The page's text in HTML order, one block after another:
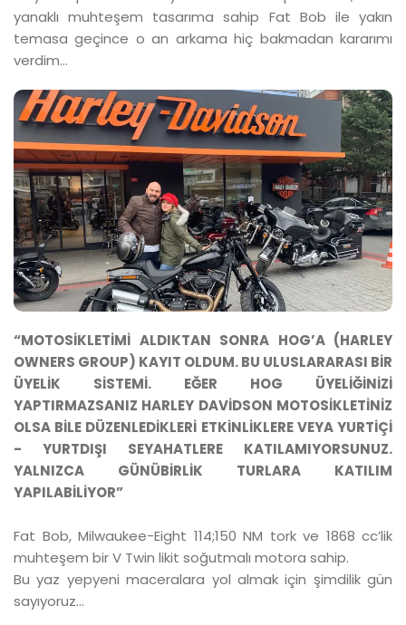
yanaklı muhteşem tasarıma sahip Fat Bob ile yakın
temasa geçince o an arkama hiç bakmadan kararımı
verdim…
“MOTOSİKLETİMİ ALDIKTAN SONRA HOG’A (HARLEY
OWNERS GROUP) KAYIT OLDUM. BU ULUSLARARASI BİR
ÜYELİK SİSTEMİ. EĞER HOG ÜYELİĞİNİZİ
YAPTIRMAZSANIZ HARLEY DAVİDSON MOTOSİKLETİNİZ
OLSA BİLE DÜZENLEDİKLERİ ETKİNLİKLERE VEYA YURTİÇİ
- YURTDIŞI SEYAHATLERE KATILAMIYORSUNUZ.
YALNIZCA GÜNÜBİRLİK TURLARA KATILIM
YAPILABİLİYOR”
Fat Bob, Milwaukee-Eight 114;150 NM tork ve 1868 cc’lik
muhteşem bir V Twin likit soğutmalı motora sahip.
Bu yaz yepyeni maceralara yol almak için şimdilik gün
sayıyoruz…